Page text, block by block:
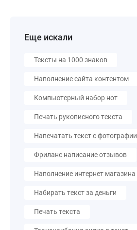
Еще искали
Тексты на 1000 знаков
Наполнение сайта контентом
Компьютерный набор нот
Печать рукописного текста
Напечатать текст с фотографии
Фриланс написание отзывов
Наполнение интернет магазина
Набирать текст за деньги
Печать текста